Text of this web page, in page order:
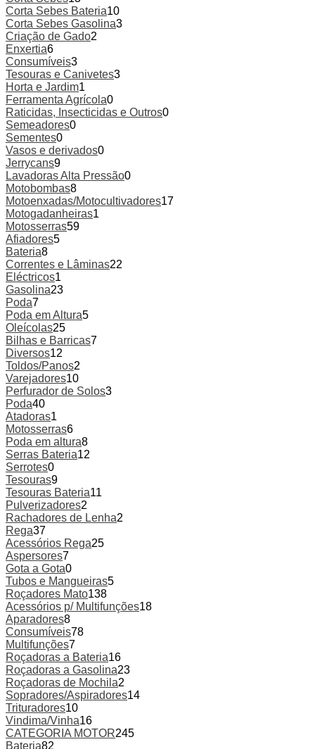
Corta Sebes Bateria10
Corta Sebes Gasolina3
Criação de Gado2
Enxertia6
Consumíveis3
Tesouras e Canivetes3
Horta e Jardim1
Ferramenta Agrícola0
Raticidas, Insecticidas e Outros0
Semeadores0
Sementes0
Vasos e derivados0
Jerrycans9
Lavadoras Alta Pressão0
Motobombas8
Motoenxadas/Motocultivadores17
Motogadanheiras1
Motosserras59
Afiadores5
Bateria8
Correntes e Lâminas22
Eléctricos1
Gasolina23
Poda7
Poda em Altura5
Oleícolas25
Bilhas e Barricas7
Diversos12
Toldos/Panos2
Varejadores10
Perfurador de Solos3
Poda40
Atadoras1
Motosserras6
Poda em altura8
Serras Bateria12
Serrotes0
Tesouras9
Tesouras Bateria11
Pulverizadores2
Rachadores de Lenha2
Rega37
Acessórios Rega25
Aspersores7
Gota a Gota0
Tubos e Mangueiras5
Roçadores Mato138
Acessórios p/ Multifunções18
Aparadores8
Consumíveis78
Multifunções7
Roçadoras a Bateria16
Roçadoras a Gasolina23
Roçadoras de Mochila2
Sopradores/Aspiradores14
Trituradores10
Vindima/Vinha16
CATEGORIA MOTOR245
Bateria82